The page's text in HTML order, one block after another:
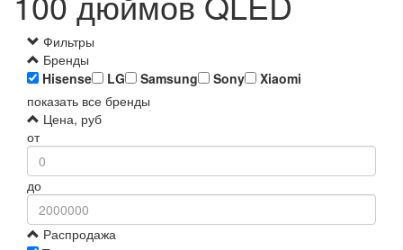
Фильтры
Бренды
Hisense
LG Samsung Sony
Xiaomi
показать все бренды
Цена, руб
от
до
Распродажа